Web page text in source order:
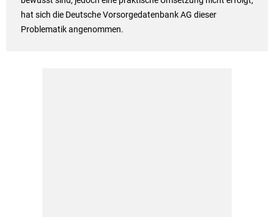
hat sich die Deutsche Vorsorgedatenbank AG dieser
Problematik angenommen.